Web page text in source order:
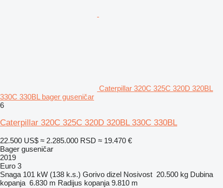
Caterpillar 320C 325C 320D 320BL
330C 330BL bager guseničar
6
Caterpillar 320C 325C 320D 320BL 330C 330BL
22.500 US$ ≈ 2.285.000 RSD ≈ 19.470 €
Bager guseničar
2019
Euro 3
Snaga 101 kW (138 k.s.) Gorivo dizel Nosivost 20.500 kg Dubina
kopanja 6.830 m Radijus kopanja 9.810 m